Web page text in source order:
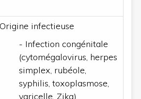
Origine infectieuse
- Infection congénitale
(cytomégalovirus, herpes
simplex, rubéole,
syphilis, toxoplasmose,
varicelle, Zika)